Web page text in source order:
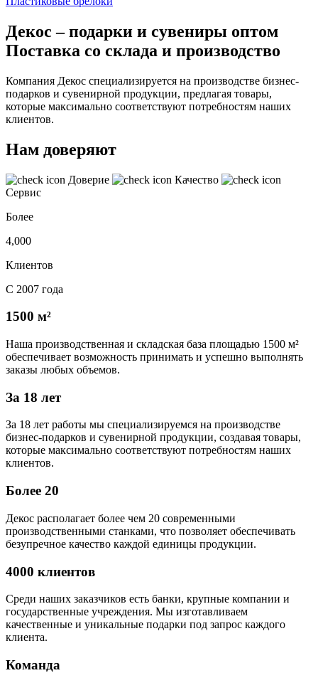
Декос – подарки и сувениры оптом
Поставка со склада и производство
Компания Декос специализируется на производстве бизнес-
подарков и сувенирной продукции, предлагая товары,
которые максимально соответствуют потребностям наших
клиентов.
Нам доверяют
Доверие
Качество
Сервис
Более
4,000
Клиентов
С 2007 года
1500 м²
Наша производственная и складская база площадью 1500 м²
обеспечивает возможность принимать и успешно выполнять
заказы любых объемов.
За 18 лет
За 18 лет работы мы специализируемся на производстве
бизнес-подарков и сувенирной продукции, создавая товары,
которые максимально соответствуют потребностям наших
клиентов.
Более 20
Декос располагает более чем 20 современными
производственными станками, что позволяет обеспечивать
безупречное качество каждой единицы продукции.
4000 клиентов
Среди наших заказчиков есть банки, крупные компании и
государственные учреждения. Мы изготавливаем
качественные и уникальные подарки под запрос каждого
клиента.
Команда